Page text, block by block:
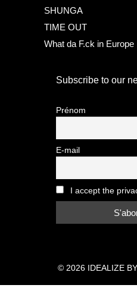
SHUNGA
TIME OUT
What da F.ck in Europe
Subscribe to our
Prénom
E-mail
I accept the
© 2026 IDEALIZE BY.